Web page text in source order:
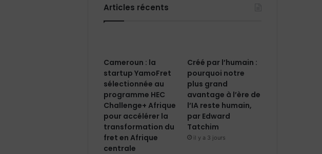
Articles récents
Cameroun : la
startup YamoFret
sélectionnée au
programme HEC
Challenge+ Afrique
pour accélérer la
transformation du
fret en Afrique
centrale
Créé par l’humain :
pourquoi notre
plus grand
avantage à l’ère de
l’IA reste humain,
par Edward
Tatchim
il y a 3 jours